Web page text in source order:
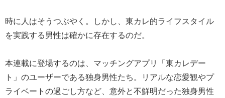
時に人はそうつぶやく。しかし、東カレ的ライフスタイル
を実践する男性は確かに存在するのだ。
本連載に登場するのは、マッチングアプリ「東カレデー
ト」のユーザーである独身男性たち。リアルな恋愛観やプ
ライベートの過ごし方など、意外と不鮮明だった独身男性